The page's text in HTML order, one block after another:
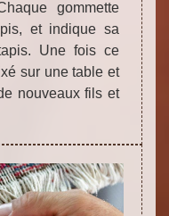
gommette
et indique sa
Une fois ce
sur une table et
nouveaux fils et